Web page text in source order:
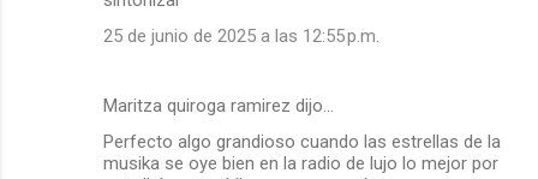
25 de junio de 2025 a las 12:55 p.m.
Maritza quiroga ramirez dijo…
Perfecto algo grandioso cuando las estrellas de la
musika se oye bien en la radio de lujo lo mejor por